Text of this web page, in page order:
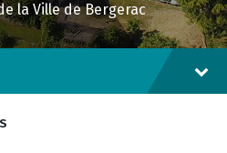
la Ville de Bergerac